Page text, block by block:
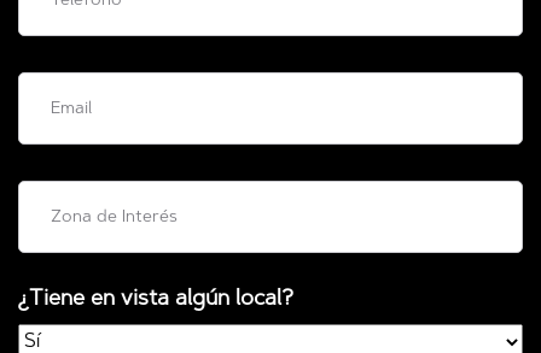
¿Tiene en vista algún local?